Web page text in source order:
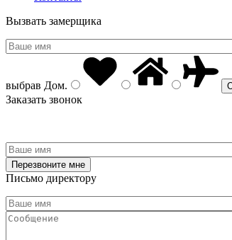
Вызвать замерщика
выбрав Дом.
Заказать звонок
Письмо директору